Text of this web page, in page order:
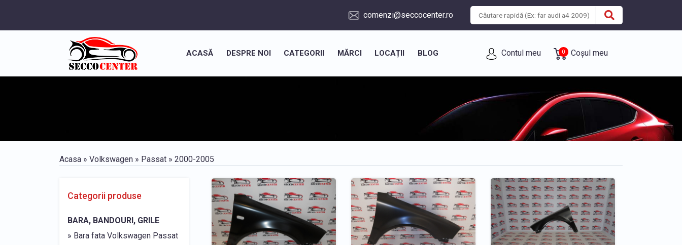
comenzi@seccocenter.ro
ACASĂ DESPRE NOI CATEGORII MĂRCI LOCAȚII BLOG Contul meu 0 Coșul meu
Acasa » Volkswagen » Passat » 2000-2005
Categorii produse
BARA, BANDOURI, GRILE
» Bara fata Volkswagen Passat